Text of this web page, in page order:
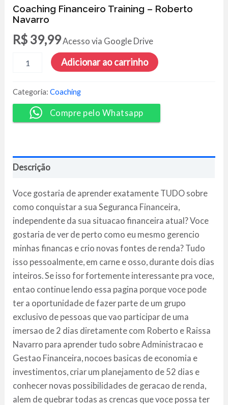
Coaching Financeiro Training – Roberto
Navarro
R$ 39,99Acesso via Google Drive
Financeiro
-
Roberto
Navarro
quantidade
Adicionar ao carrinho
Categoria:Coaching
Compre pelo Whatsapp
Descrição
Voce gostaria de aprender exatamente TUDO sobre
como conquistar a sua Seguranca Financeira,
independente da sua situacao financeira atual? Voce
gostaria de ver de perto como eu mesmo gerencio
minhas financas e crio novas fontes de renda? Tudo
isso pessoalmente, em carne e osso, durante dois dias
inteiros. Se isso for fortemente interessante pra voce,
entao continue lendo essa pagina porque voce pode
ter a oportunidade de fazer parte de um grupo
exclusivo de pessoas que vao participar de uma
imersao de 2 dias diretamente com Roberto e Raissa
Navarro para aprender tudo sobre Administracao e
Gestao Financeira, nocoes basicas de economia e
investimentos, criar um planejamento de 52 dias e
conhecer novas possibilidades de geracao de renda,
alem de quebrar todas as crencas que voce possa ter